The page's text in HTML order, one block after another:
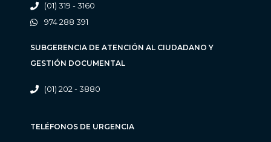
(01) 319 - 3160
974 288 391
SUBGERENCIA DE ATENCIÓN AL CIUDADANO Y
GESTIÓN DOCUMENTAL
(01) 202 - 3880
TELÉFONOS DE URGENCIA